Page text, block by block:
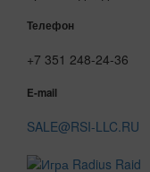
Телефон
+7 351 248-24-36
E-mail
SALE@RSI-LLC.RU